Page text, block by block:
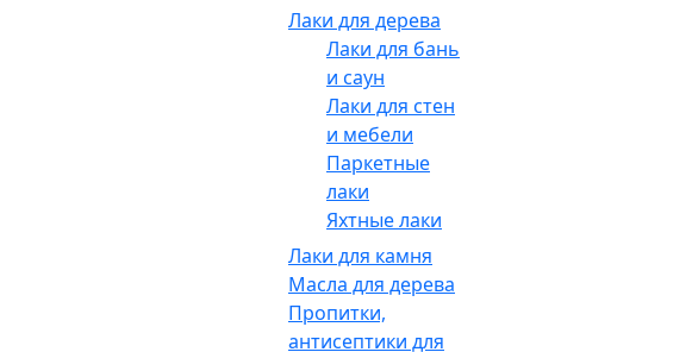
Лаки для дерева
Лаки для бань
и саун
Лаки для стен
и мебели
Паркетные
лаки
Яхтные лаки
Лаки для камня
Масла для дерева
Пропитки,
антисептики для